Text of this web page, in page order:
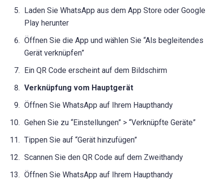
Laden Sie WhatsApp aus dem App Store oder Google
Play herunter
Öffnen Sie die App und wählen Sie “Als begleitendes
Gerät verknüpfen”
Ein QR Code erscheint auf dem Bildschirm
Verknüpfung vom Hauptgerät
Öffnen Sie WhatsApp auf Ihrem Haupthandy
Gehen Sie zu “Einstellungen” > “Verknüpfte Geräte”
Tippen Sie auf “Gerät hinzufügen”
Scannen Sie den QR Code auf dem Zweithandy
Öffnen Sie WhatsApp auf Ihrem Haupthandy